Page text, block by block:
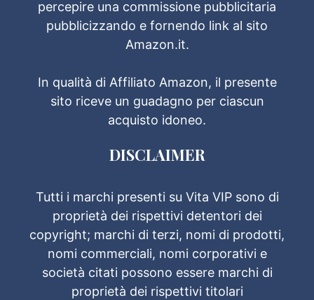
percepire una commissione pubblicitaria
pubblicizzando e fornendo link al sito
Amazon.it.
In qualità di Affiliato Amazon, il presente
sito riceve un guadagno per ciascun
acquisto idoneo.
DISCLAIMER
Tutti i marchi presenti su Vita VIP sono di
proprietà dei rispettivi detentori dei
copyright; marchi di terzi, nomi di prodotti,
nomi commerciali, nomi corporativi e
società citati possono essere marchi di
proprietà dei rispettivi titolari